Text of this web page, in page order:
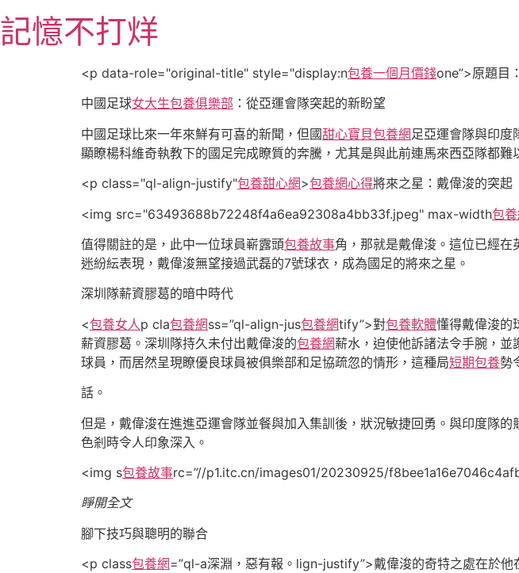
至
主
記憶不打烊
<p data-role="original-title" style="display:n包養一個月價錢one”>原題目
中國足球女大生包養俱樂部 ：從亞運會隊突起的新盼望
中國足球比來一年來鮮有可喜的新聞，但國甜心寶貝包養網足亞運會隊與印度
顯瞭楊科維奇執教下的國足完成瞭質的奔騰，尤其是與此前連馬來西亞隊都難
<p class="ql-align-justify"包養甜心網>包養網心得將來之星：戴偉浚的突起
<img src="63493688b72248f4a6ea92308a4bb33f.jpeg" max-width包
值得關註的是，此中一位球員嶄露頭包養故事角，那就是戴偉浚。這位已經在
迷紛紜表現，戴偉浚無望接過武磊的7號球衣，成為國足的將來之星。
深圳隊薪資膠葛的暗中時代
<包養女人p cla包養網ss=”ql-align-jus包養網tify”>對包養軟體懂得戴偉浚的
薪資膠葛。深圳隊持久未付出戴偉浚的包養網薪水，迫使他訴諸法令手腕，
球員，而居然呈現瞭優良球員被俱樂部和足協疏忽的情形，這種局短期包養勢
話。
但是，戴偉浚在進進亞運會隊並餐與加入集訓後，狀況敏捷回勇。與印度隊
色剎時令人印象深入。
<img s包養故事rc=”//p1.itc.cn/images01/20230925/
睜開全文
腳下技巧與聰明的聯合
<p class包養網=”ql-a深淵，惡有報。lign-justify”>戴偉浚的奇特之處在於